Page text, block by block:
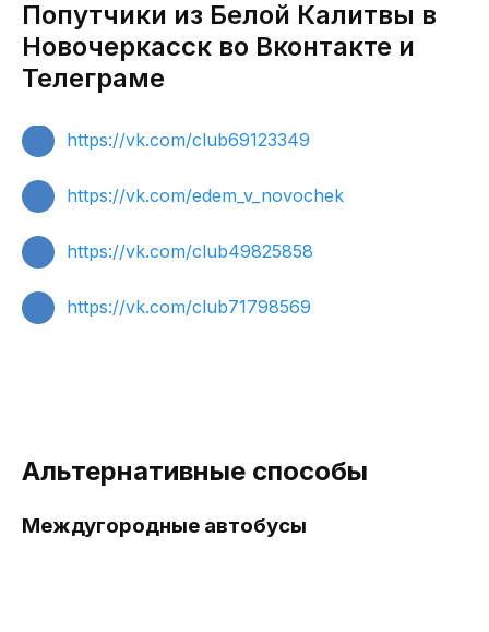
Попутчики из Белой Калитвы в
Новочеркасск во Вконтакте и
Телеграме
https://vk.com/club69123349
https://vk.com/edem_v_novochek
https://vk.com/club49825858
https://vk.com/club71798569
Альтернативные способы
Междугородные автобусы